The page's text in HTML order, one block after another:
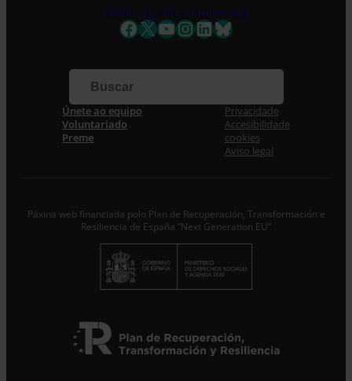
Correo electrónico *
Acepto la Política de Privacidade*
Desde ENTRECULTURES FE I ALEGRIA ESPANYA
trataremos os datos facilitados como Responsables do
noticias@entreculturas.org
Facebook
X YouTube
Instagram
LinkedIn
Bluesky
Únete ao equipo
Voluntariado
Preme
Privacidade
Accesibilidade
cookies
Aviso legal
Páxina web financiada polo Plan de Recuperación, Transformación e
Resiliencia de España “Next Generation EU”